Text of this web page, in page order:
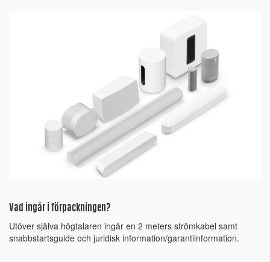
Vad ingår i förpackningen?
Utöver själva högtalaren ingår en 2 meters strömkabel samt
snabbstartsguide och juridisk information/garantiinformation.